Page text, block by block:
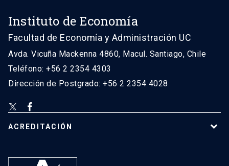
Instituto de Economía
Facultad de Economía y Administración UC
Avda. Vicuña Mackenna 4860, Macul. Santiago, Chile
Teléfono: +56 2 2354 4303
Dirección de Postgrado: +56 2 2354 4028
ACREDITACIÓN